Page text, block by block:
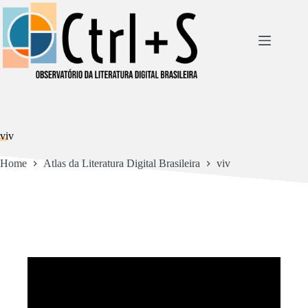
Pular
para
conteúdo
viv
Home Atlas da Literatura Digital Brasileira viv